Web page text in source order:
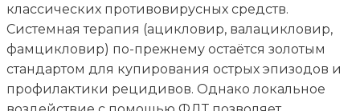
классических противовирусных средств.
Системная терапия (ацикловир, валацикловир,
фамцикловир) по-прежнему остаётся золотым
стандартом для купирования острых эпизодов и
профилактики рецидивов. Однако локальное